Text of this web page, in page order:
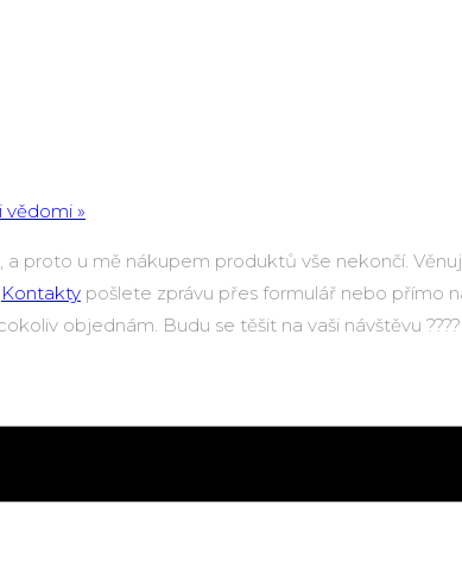
vědomi »
a proto u mě nákupem produktů vše nekončí.
Kontakty pošlete zprávu přes formulář nebo přímo
objednám. Budu se těšit na vaši návštěvu ????